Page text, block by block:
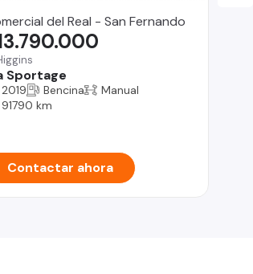
del Real - San Fernando
Sportage
2019 Bencina
Manual
91790 km
Contactar ahora